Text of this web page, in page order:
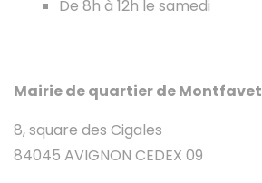
De 8h à 12h le samedi
Mairie de quartier de Montfavet
8, square des Cigales
84045 AVIGNON CEDEX 09